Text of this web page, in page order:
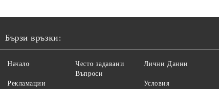
Бързи връзки:
Начало
Рекламации
Често задавани
Въпроси
Лични Данни
Условия